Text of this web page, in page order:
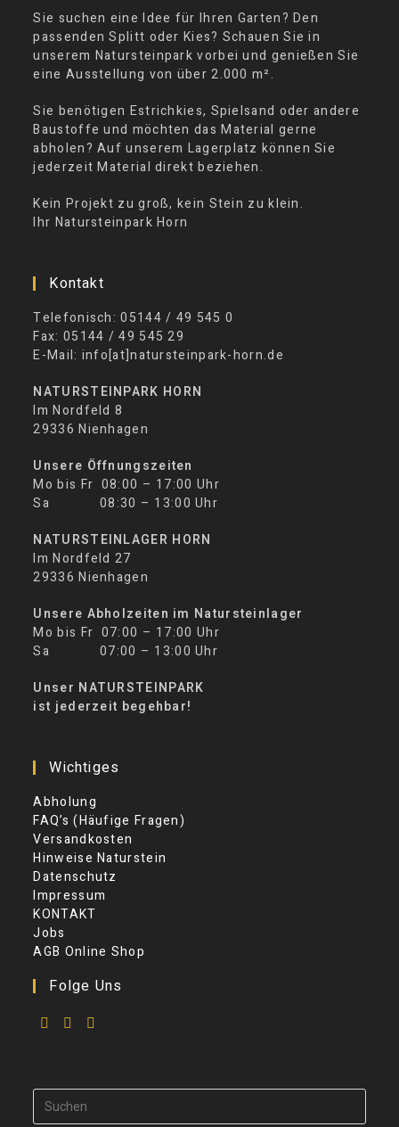
Sie suchen eine Idee für Ihren Garten? Den
passenden Splitt oder Kies? Schauen Sie in
unserem Natursteinpark vorbei und genießen Sie
eine Ausstellung von über 2.000 m².
Sie benötigen Estrichkies, Spielsand oder andere
Baustoffe und möchten das Material gerne
abholen? Auf unserem Lagerplatz können Sie
jederzeit Material direkt beziehen.
Kein Projekt zu groß, kein Stein zu klein.
Ihr Natursteinpark Horn
Kontakt
Telefonisch: 05144 / 49 545 0
Fax: 05144 / 49 545 29
E-Mail: info[at]natursteinpark-horn.de
NATURSTEINPARK HORN
Im Nordfeld 8
29336 Nienhagen
Unsere Öffnungszeiten
Mo bis Fr 08:00 – 17:00 Uhr
Sa 08:30 – 13:00 Uhr
NATURSTEINLAGER HORN
Im Nordfeld 27
29336 Nienhagen
Unsere Abholzeiten im Natursteinlager
Mo bis Fr 07:00 – 17:00 Uhr
Sa 07:00 – 13:00 Uhr
Unser NATURSTEINPARK
ist jederzeit begehbar!
Wichtiges
Abholung
FAQ’s (Häufige Fragen)
Versandkosten
Hinweise Naturstein
Datenschutz
Impressum
KONTAKT
Jobs
AGB Online Shop
Folge Uns